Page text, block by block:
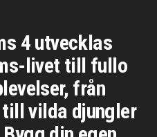
4 utvecklas
livet till fullo
från
vilda djungler